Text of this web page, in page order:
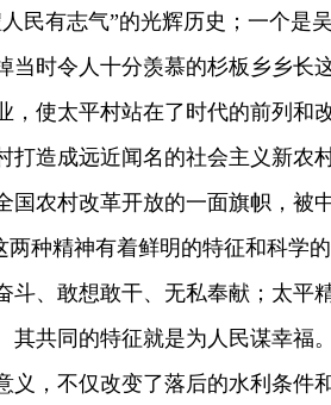
民有志气”的光辉历史；一个是吴
当时令人十分羡慕的杉板乡乡长
，使太平村站在了时代的前列和
打造成远近闻名的社会主义新农
国农村改革开放的一面旗帜，被
两种精神有着鲜明的特征和科学的
斗、敢想敢干、无私奉献；太平
共同的特征就是为人民谋幸福。
义，不仅改变了落后的水利条件